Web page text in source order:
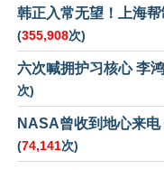
韩正入常无望！上海
(355,908次)
六次喊拥护习核心 李
次)
NASA曾收到地心来
(74,141次)